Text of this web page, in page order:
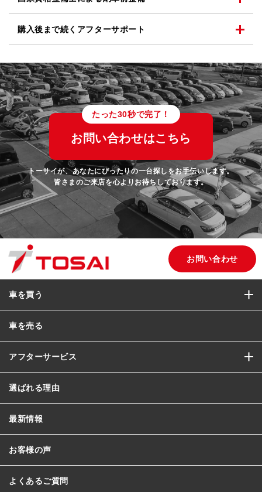
購入後まで続く アフターサポート
たった30秒で完了！
お問い合わせはこちら
トーサイが、あなたにぴったりの一台探しをお手伝いします。
皆さまのご来店を心よりお待ちしております。
お問い合わせ
車を買う
車を売る
アフターサービス
選ばれる理由
最新情報
お客様の声
よくあるご質問